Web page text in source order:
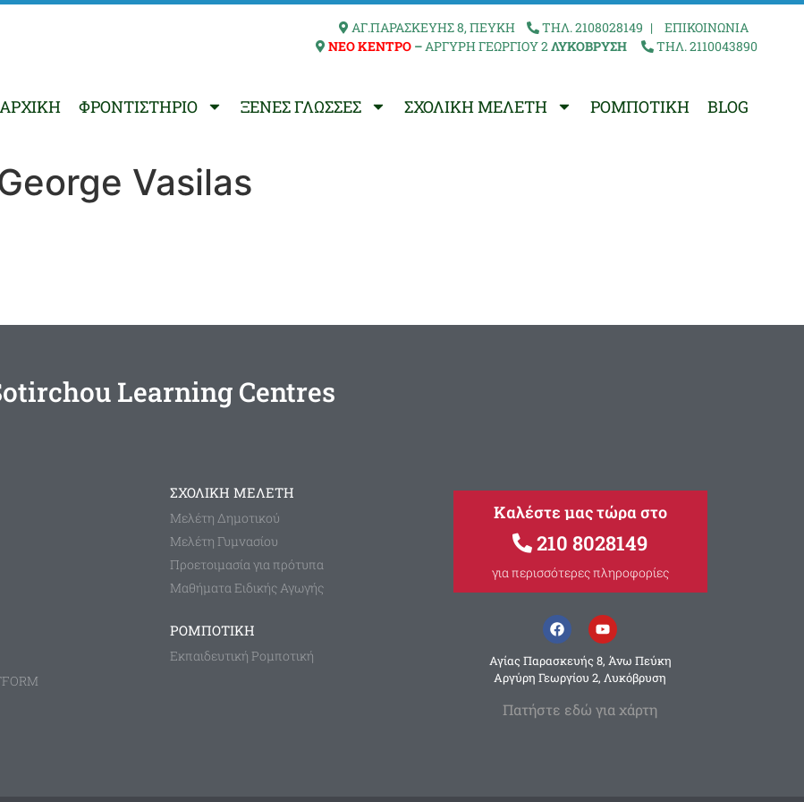
ΑΓ.ΠΑΡΑΣΚΕΥΗΣ 8, ΠΕΥΚΗ ΤΗΛ. 2108028149 |
ΕΠΙΚΟΙΝΩΝΙΑ
ΝΕΟ ΚΕΝΤΡΟ –ΑΡΓΥΡΗ ΓΕΩΡΓΙΟΥ 2 ΛΥΚΟΒΡΥΣΗ ΤΗΛ. 2110043890
ΑΡΧΙΚΗ ΦΡΟΝΤΙΣΤΗΡΙΟ ΞΕΝΕΣ ΓΛΩΣΣΕΣ ΣΧΟΛΙΚΗ ΜΕΛΕΤΗ ΡΟΜΠΟΤΙΚΗ BLOG
Vasilas
Learning Centres
ΣΧΟΛΙΚΗ ΜΕΛΕΤΗ
Μελέτη Δημοτικού
Μελέτη Γυμνασίου
Προετοιμασία για πρότυπα
Μαθήματα Ειδικής Αγωγής
ΡΟΜΠΟΤΙΚΗ
Εκπαιδευτική Ρομποτική
Καλέστε μας τώρα στο
210 8028149
για περισσότερες πληροφορίες
Αγίας Παρασκευής 8, Άνω Πεύκη
Αργύρη Γεωργίου 2, Λυκόβρυση
Πατήστε εδώ για χάρτη